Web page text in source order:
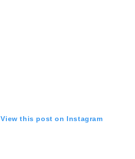
View this post on Instagram